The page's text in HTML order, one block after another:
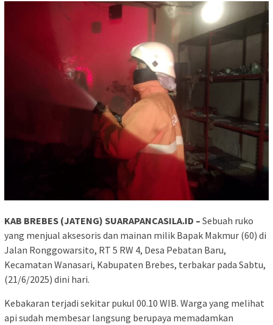
KAB BREBES (JATENG) SUARAPANCASILA.ID – Sebuah ruko
yang menjual aksesoris dan mainan milik Bapak Makmur (60) di
Jalan Ronggowarsito, RT 5 RW 4, Desa Pebatan Baru,
Kecamatan Wanasari, Kabupaten Brebes, terbakar pada Sabtu,
(21/6/2025) dini hari.
Kebakaran terjadi sekitar pukul 00.10 WIB. Warga yang melihat
api sudah membesar langsung berupaya memadamkan